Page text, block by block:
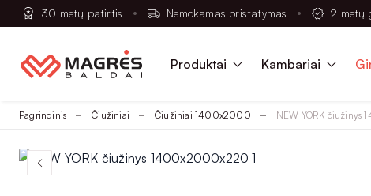
30 metų patirtis Nemokamas pristatymas 2 metų
Produktai Kambariai
Pagrindinis Čiužiniai Čiužiniai 1400x2000 NEW YORK